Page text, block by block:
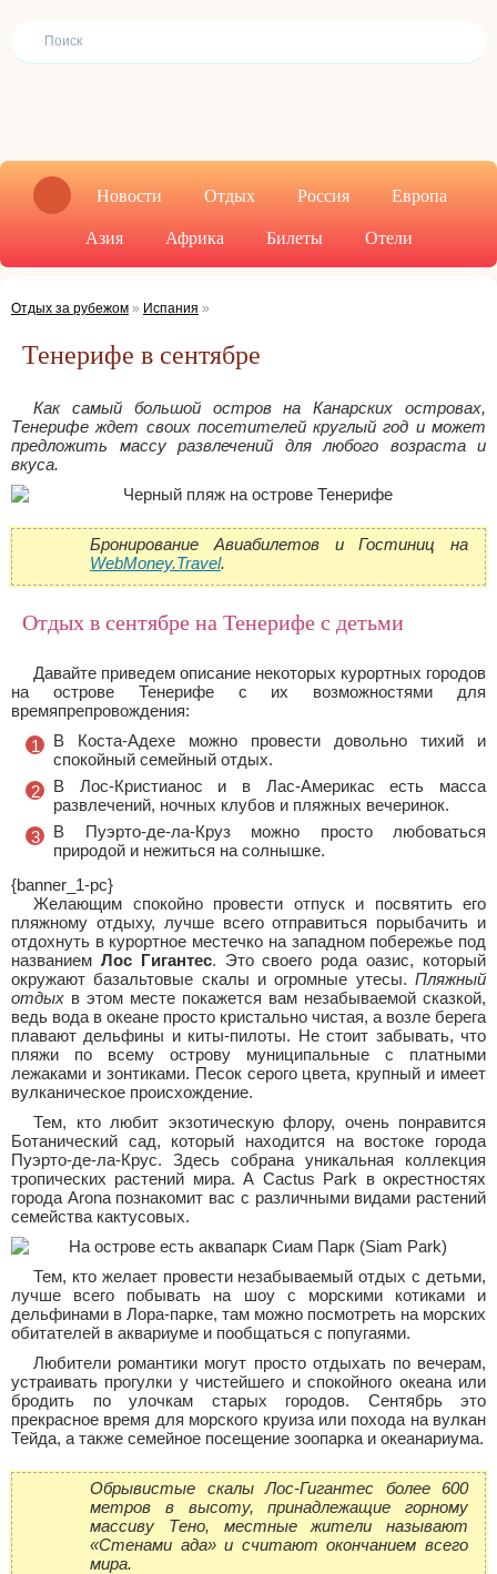
Новости Отдых Россия Европа
Азия Африка Билеты Отели
Отдых за рубежом » Испания »
Тенерифе в сентябре
Как самый большой остров на Канарских островах,
Тенерифе ждет своих посетителей круглый год и может
предложить массу развлечений для любого возраста и
вкуса.
Бронирование Авиабилетов и Гостиниц на
WebMoney.Travel.
Отдых в сентябре на Тенерифе с детьми
Давайте приведем описание некоторых курортных городов
на острове Тенерифе с их возможностями для
времяпрепровождения:
В Коста-Адехе можно провести довольно тихий и
спокойный семейный отдых.
В Лос-Кристианос и в Лас-Америкас есть масса
развлечений, ночных клубов и пляжных вечеринок.
В Пуэрто-де-ла-Круз можно просто любоваться
природой и нежиться на солнышке.
{banner_1-pc}
Желающим спокойно провести отпуск и посвятить его
пляжному отдыху, лучше всего отправиться порыбачить и
отдохнуть в курортное местечко на западном побережье под
названием Лос Гигантес. Это своего рода оазис, который
окружают базальтовые скалы и огромные утесы. Пляжный
отдых в этом месте покажется вам незабываемой сказкой,
ведь вода в океане просто кристально чистая, а возле берега
плавают дельфины и киты-пилоты. Не стоит забывать, что
пляжи по всему острову муниципальные с платными
лежаками и зонтиками. Песок серого цвета, крупный и имеет
вулканическое происхождение.
Тем, кто любит экзотическую флору, очень понравится
Ботанический сад, который находится на востоке города
Пуэрто-де-ла-Крус. Здесь собрана уникальная коллекция
тропических растений мира. А Cactus Park в окрестностях
города Arona познакомит вас с различными видами растений
семейства кактусовых.
Тем, кто желает провести незабываемый отдых с детьми,
лучше всего побывать на шоу с морскими котиками и
дельфинами в Лора-парке, там можно посмотреть на морских
обитателей в аквариуме и пообщаться с попугаями.
Любители романтики могут просто отдыхать по вечерам,
устраивать прогулки у чистейшего и спокойного океана или
бродить по улочкам старых городов. Сентябрь это
прекрасное время для морского круиза или похода на вулкан
Тейда, а также семейное посещение зоопарка и океанариума.
Обрывистые скалы Лос-Гигантес более 600
метров в высоту, принадлежащие горному
массиву Тено, местные жители называют
«Стенами ада» и считают окончанием всего
мира.